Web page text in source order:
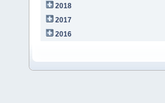
2018
2017
2016